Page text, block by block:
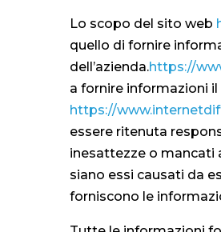
Lo scopo del sito web
quello di fornire
dell’azienda.https://
a fornire informazioni
https://
essere ritenuta
inesattezze o mancati
siano essi causati da
forniscono le